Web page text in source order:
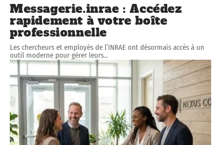
Messagerie.inrae : Accédez
rapidement à votre boîte
professionnelle
Les chercheurs et employés de l’INRAE ont désormais accès à un
outil moderne pour gérer leurs…